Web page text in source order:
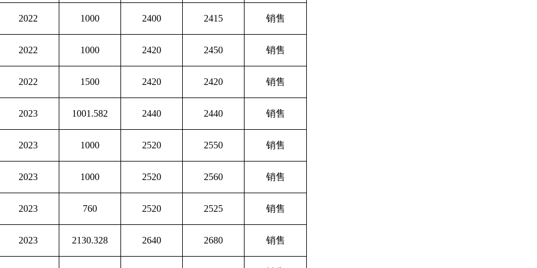
2022 1000 2400 2415 销售
2022 1000 2420 2450 销售
2022 1500 2420 2420 销售
2023 1001.582 2440 2440 销售
2023 1000 2520 2550 销售
2023 1000 2520 2560 销售
2023 760 2520 2525 销售
2023 2130.328 2640 2680 销售